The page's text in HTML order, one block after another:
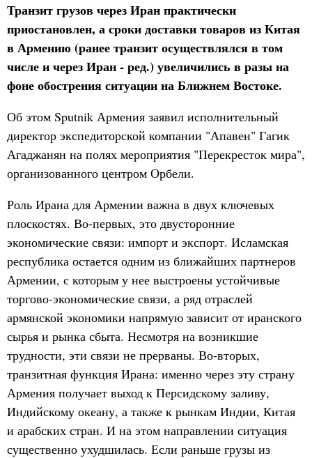
Транзит грузов через Иран практически
приостановлен, а сроки доставки товаров из Китая
в Армению (ранее транзит осуществлялся в том
числе и через Иран - ред.) увеличились в разы на
фоне обострения ситуации на Ближнем Востоке.
Об этом Sputnik Армения заявил исполнительный
директор экспедиторской компании "Апавен" Гагик
Агаджанян на полях мероприятия "Перекресток мира",
организованного центром Орбели.
Роль Ирана для Армении важна в двух ключевых
плоскостях. Во-первых, это двусторонние
экономические связи: импорт и экспорт. Исламская
республика остается одним из ближайших партнеров
Армении, с которым у нее выстроены устойчивые
торгово-экономические связи, а ряд отраслей
армянской экономики напрямую зависит от иранского
сырья и рынка сбыта. Несмотря на возникшие
трудности, эти связи не прерваны. Во-вторых,
транзитная функция Ирана: именно через эту страну
Армения получает выход к Персидскому заливу,
Индийскому океану, а также к рынкам Индии, Китая
и арабских стран. И на этом направлении ситуация
существенно ухудшилась. Если раньше грузы из